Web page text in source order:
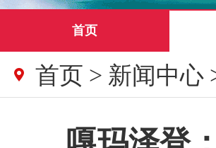
首页
首页 > 新闻中心